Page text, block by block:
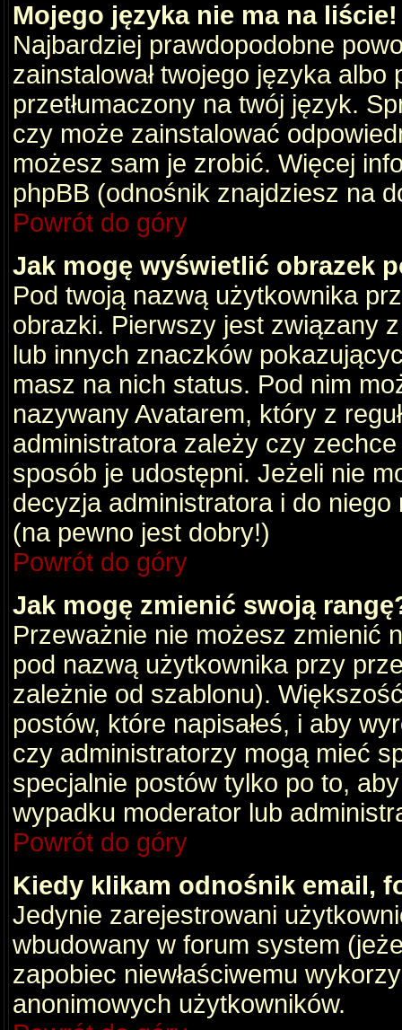
Mojego języka nie ma na liście!
Najbardziej prawdopodobne
zainstalował twojego języka albo
przetłumaczony na twój język.
czy może zainstalować
możesz sam je zrobić. Więcej
phpBB (odnośnik znajdziesz na
Powrót do góry
Jak mogę wyświetlić obrazek
Pod twoją nazwą użytkownika
obrazki. Pierwszy jest związany
lub innych znaczków
masz na nich status. Pod nim
nazywany Avatarem, który z
administratora zależy czy
sposób je udostępni. Jeżeli nie
decyzja administratora i do
(na pewno jest dobry!)
Powrót do góry
Jak mogę zmienić swoją
Przeważnie nie możesz zmienić
pod nazwą użytkownika przy
zależnie od szablonu).
postów, które napisałeś, i aby
czy administratorzy mogą mieć
specjalnie postów tylko po to,
wypadku moderator lub
Powrót do góry
Kiedy klikam odnośnik email,
Jedynie zarejestrowani
wbudowany w forum system
zapobiec niewłaściwemu
anonimowych użytkowników.